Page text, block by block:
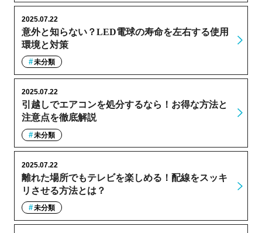
意外と知らない？LED電球の寿命を左右する使用
環境と対策
2025.07.22
未分類
引越しでエアコンを処分するなら！お得な方法と
注意点を徹底解説
2025.07.22
未分類
離れた場所でもテレビを楽しめる！配線をスッキ
リさせる方法とは？
2025.07.22
未分類